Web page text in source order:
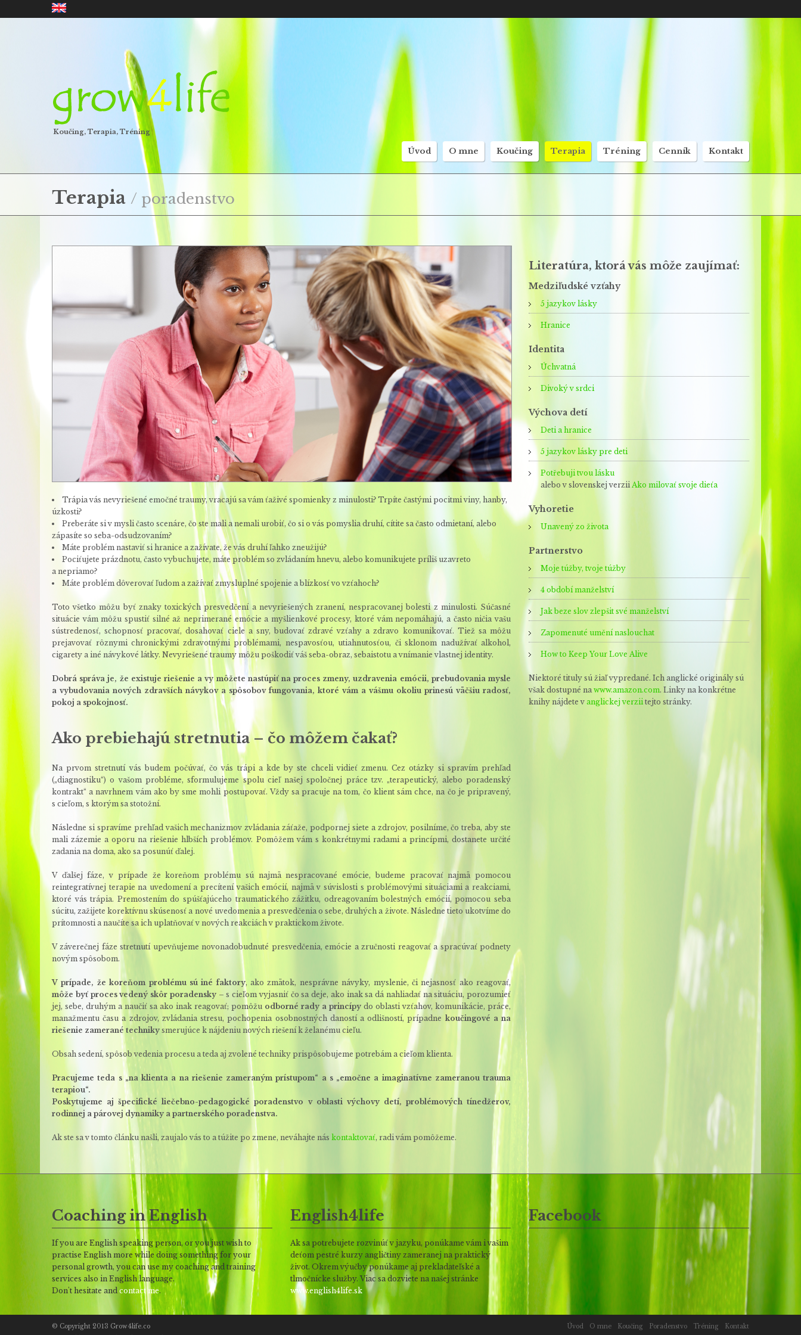
Koučing, Terapia, Tréning
Úvod O mne Koučing Terapia Tréning Cenník Kontakt
Terapia / poradenstvo
Trápia vás nevyriešené emočné traumy, vracajú sa vám ťaživé spomienky z minulosti? Trpíte častými pocitmi viny, hanby,
úzkosti?
Preberáte si v mysli často scenáre, čo ste mali a nemali urobiť, čo si o vás pomyslia druhí, cítite sa často odmietaní, alebo
zápasíte so seba-odsudzovaním?
Máte problém nastaviť si hranice a zažívate, že vás druhí ľahko zneužijú?
Pociťujete prázdnotu, často vybuchujete, máte problém so zvládaním hnevu, alebo komunikujete príliš uzavreto
a nepriamo?
Máte problém dôverovať ľudom a zažívať zmysluplné spojenie a blízkosť vo vzťahoch?
Toto všetko môžu byť znaky toxických presvedčení a nevyriešených zranení, nespracovanej bolesti z minulosti. Súčasné
situácie vám môžu spustiť silné až neprimerané emócie a myšlienkové procesy, ktoré vám nepomáhajú, a často ničia vašu
sústredenosť, schopnosť pracovať, dosahovať ciele a sny, budovať zdravé vzťahy a zdravo komunikovať. Tiež sa môžu
prejavovať rôznymi chronickými zdravotnými problémami, nespavosťou, utiahnutosťou, či sklonom nadužívať alkohol,
cigarety a iné návykové látky. Nevyriešené traumy môžu poškodiť váš seba-obraz, sebaistotu a vnímanie vlastnej identity.
Dobrá správa je, že existuje riešenie a vy môžete nastúpiť na proces zmeny, uzdravenia emócii, prebudovania mysle
a vybudovania nových zdravších návykov a spôsobov fungovania, ktoré vám a vášmu okoliu prinesú väčšiu radosť,
pokoj a spokojnosť.
Ako prebiehajú stretnutia – čo môžem čakať?
Na prvom stretnutí vás budem počúvať, čo vás trápi a kde by ste chceli vidieť zmenu. Cez otázky si spravím prehľad
(„diagnostiku“) o vašom probléme, sformulujeme spolu cieľ našej spoločnej práce tzv. „terapeutický, alebo poradenský
kontrakt“ a navrhnem vám ako by sme mohli postupovať. Vždy sa pracuje na tom, čo klient sám chce, na čo je pripravený,
s cieľom, s ktorým sa stotožní.
Následne si spravíme prehľad vašich mechanizmov zvládania záťaže, podpornej siete a zdrojov, posilníme, čo treba, aby ste
mali zázemie a oporu na riešenie hlbších problémov. Pomôžem vám s konkrétnymi radami a princípmi, dostanete určité
zadania na doma, ako sa posunúť ďalej.
V ďalšej fáze, v prípade že koreňom problému sú najmä nespracované emócie, budeme pracovať najmä pomocou
reintegratívnej terapie na uvedomení a precítení vašich emócií, najmä v súvislosti s problémovými situáciami a reakciami,
ktoré vás trápia. Premostením do spúšťajúceho traumatického zážitku, odreagovaním bolestných emócií, pomocou seba
súcitu, zažijete korektívnu skúsenosť a nové uvedomenia a presvedčenia o sebe, druhých a živote. Následne tieto ukotvíme do
prítomnosti a naučíte sa ich uplatňovať v nových reakciách v praktickom živote.
V záverečnej fáze stretnutí upevňujeme novonadobudnuté presvedčenia, emócie a zručnosti reagovať a spracúvať podnety
novým spôsobom.
V prípade, že koreňom problému sú iné faktory, ako zmätok, nesprávne návyky, myslenie, či nejasnosť ako reagovať,
môže byť proces vedený skôr poradensky– s cieľom vyjasniť čo sa deje, ako inak sa dá nahliadať na situáciu, porozumieť
jej, sebe, druhým a naučiť sa ako inak reagovať; pomôžu odborné rady a princípy do oblasti vzťahov, komunikácie, práce,
manažmentu času a zdrojov, zvládania stresu, pochopenia osobnostných daností a odlišností, prípadne
koučingové a na
riešenie zamerané techniky smerujúce k nájdeniu nových riešení k želanému cieľu.
Obsah sedení, spôsob vedenia procesu a teda aj zvolené techniky prispôsobujeme potrebám a cieľom klienta.
Pracujeme teda s „na klienta a na riešenie zameraným prístupom“ a s „emočne a imaginatívne zameranou trauma
terapiou“.
Poskytujeme aj špecifické liečebno-pedagogické poradenstvo v oblasti výchovy detí, problémových tínedžerov,
rodinnej a párovej dynamiky a partnerského poradenstva.
Ak ste sa v tomto článku našli, zaujalo vás to a túžite po zmene, neváhajte nás kontaktovať, radi vám pomôžeme.
Literatúra, ktorá vás môže zaujímať:
Medziľudské vzťahy
5 jazykov lásky
Hranice
Identita
Úchvatná
Divoký v srdci
Výchova detí
Deti a hranice
5 jazykov lásky pre deti
Potřebuji tvou lásku
alebo v slovenskej verziiAko milovať svoje dieťa
Vyhoretie
Unavený zo života
Partnerstvo
Moje túžby, tvoje túžby
4 období manželství
Jak beze slov zlepšit své manželství
Zapomenuté umění naslouchat
How to Keep Your Love Alive
Niektoré tituly sú žiaľ vypredané. Ich anglické originály sú
však dostupné nawww.amazon.com. Linky na konkrétne
knihy nájdete v anglickej verziitejto stránky.
Coaching in English
If you are English speaking person, or you just wish to
practise English more while doing something for your
personal growth, you can use my coaching and training
services also in English language.
Don't hesitate and contact me.
English4life
Ak sa potrebujete rozvinúť v jazyku, ponúkame vám i vašim
deťom pestré kurzy angličtiny zameranej na praktický
život. Okrem výučby ponúkame aj prekladateľské a
tlmočnícke služby. Viac sa dozviete na našej stránke
www.english4life.sk
Facebook
© Copyright 2013 Grow4life.co
Úvod O mne Koučing Poradenstvo Tréning Kontakt